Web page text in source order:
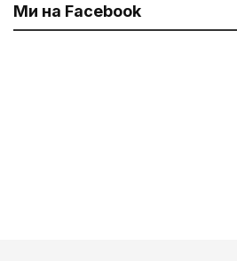
Ми на Facebook